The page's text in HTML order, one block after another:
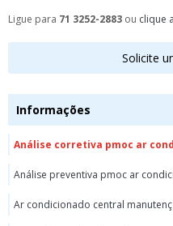
Ligue para 71 3252-2883 ou clique
Solicite
Informações
Análise corretiva pmoc ar
Análise preventiva pmoc ar
Ar condicionado central